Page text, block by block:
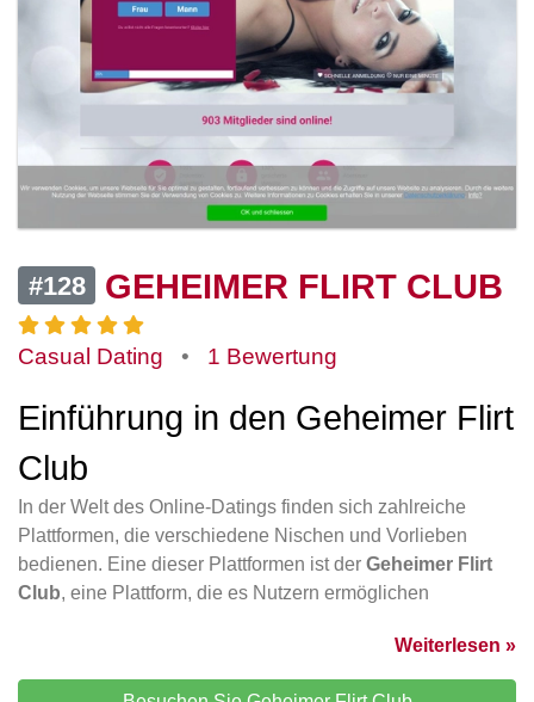
#128 GEHEIMER FLIRT CLUB
Casual Dating • 1 Bewertung
Einführung in den Geheimer Flirt
Club
In der Welt des Online-Datings finden sich zahlreiche
Plattformen, die verschiedene Nischen und Vorlieben
bedienen. Eine dieser Plattformen ist der Geheimer Flirt
Club, eine Plattform, die es Nutzern ermöglichen
Weiterlesen »